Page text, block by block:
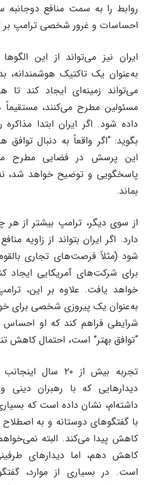
روابط را به سمت منافع
احساسات و غرور شخصی ترامپ بر
ایران نیز می‌تواند از این
به‌عنوان یک تاکتیک
می‌تواند زمینه‌ای ایجاد کند
مسئولین مطرح می‌کنند، مستقیماً
داده شود. اگر ایران ابتدا
بگوید: “اگر واقعاً به دنبال
این پرسش در فضایی مطرح
پاسخگویی و توضیح خواهد شد،
بماند.
از سوی دیگر، ترامپ بیشتر از هر
دارد. اگر ایران بتواند از زاویه
شود (مثلاً فرصت‌های تجاری
برای شرکت‌های آمریکایی ایجاد
خواهد یافت. علاوه بر این،
به‌عنوان یک پیروزی شخصی برای
شرایطی فراهم کند که او
“توافق بهتر” است، احتمال کاهش
تجربه بیش از ۲۰
دیدارهایی که با رهبران
داشته‌ام، نشان داده است که
با گفتگوهای دوستانه و به
کاهش پیدا می‌کند. البته
کاهش دهم، اما دیدارهای
است. در بسیاری از موارد،